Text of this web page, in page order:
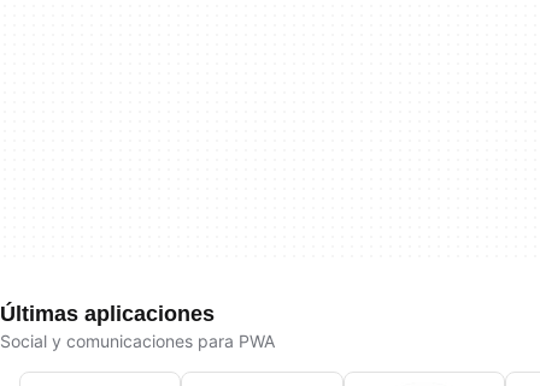
Últimas aplicaciones
Social y comunicaciones para PWA